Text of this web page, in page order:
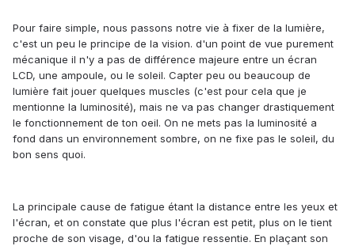
Pour faire simple, nous passons notre vie à fixer de la lumière,
c'est un peu le principe de la vision. d'un point de vue purement
mécanique il n'y a pas de différence majeure entre un écran
LCD, une ampoule, ou le soleil. Capter peu ou beaucoup de
lumière fait jouer quelques muscles (c'est pour cela que je
mentionne la luminosité), mais ne va pas changer drastiquement
le fonctionnement de ton oeil. On ne mets pas la luminosité a
fond dans un environnement sombre, on ne fixe pas le soleil, du
bon sens quoi.
La principale cause de fatigue étant la distance entre les yeux et
l'écran, et on constate que plus l'écran est petit, plus on le tient
proche de son visage, d'ou la fatigue ressentie. En plaçant son